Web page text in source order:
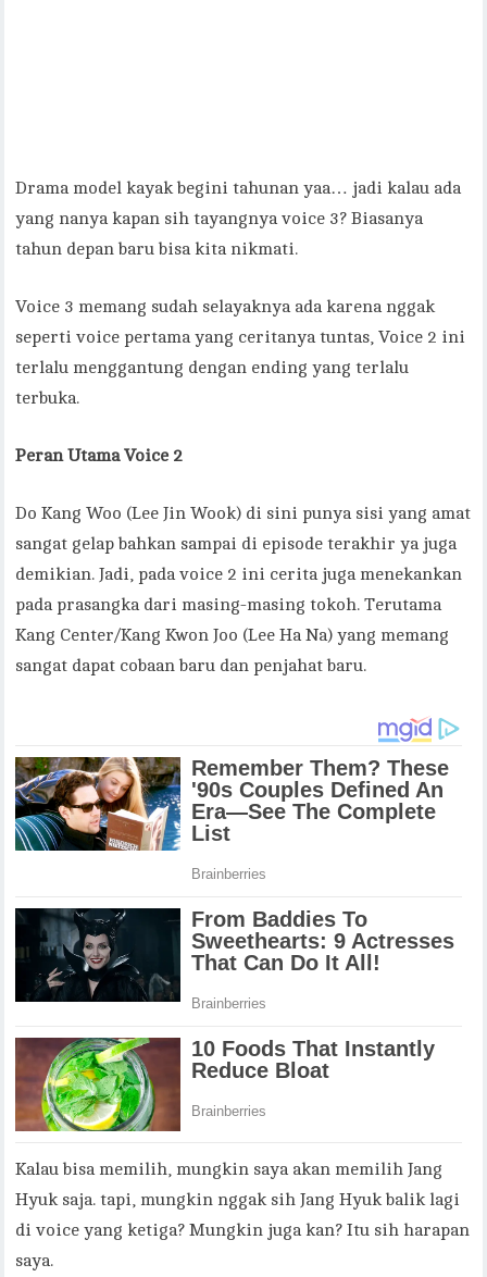
Drama model kayak begini tahunan yaa… jadi kalau ada
yang nanya kapan sih tayangnya voice 3? Biasanya
tahun depan baru bisa kita nikmati.
Voice 3 memang sudah selayaknya ada karena nggak
seperti voice pertama yang ceritanya tuntas, Voice 2 ini
terlalu menggantung dengan ending yang terlalu
terbuka.
Peran Utama Voice 2
Do Kang Woo (Lee Jin Wook) di sini punya sisi yang amat
sangat gelap bahkan sampai di episode terakhir ya juga
demikian. Jadi, pada voice 2 ini cerita juga menekankan
pada prasangka dari masing-masing tokoh. Terutama
Kang Center/Kang Kwon Joo (Lee Ha Na) yang memang
sangat dapat cobaan baru dan penjahat baru.
Kalau bisa memilih, mungkin saya akan memilih Jang
Hyuk saja. tapi, mungkin nggak sih Jang Hyuk balik lagi
di voice yang ketiga? Mungkin juga kan? Itu sih harapan
saya.